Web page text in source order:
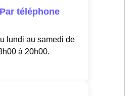
téléphone
lundi au samedi de
à 20h00.